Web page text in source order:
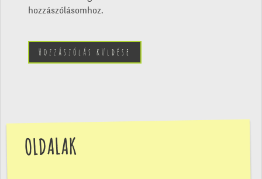
hozzászólásomhoz.
OLDALAK